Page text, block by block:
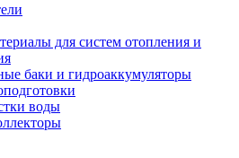
для систем отопления и
баки и гидроаккумуляторы
воды